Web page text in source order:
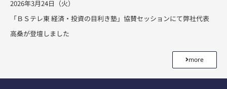
2026年3月24日（火）
「ＢＳテレ東 経済・投資の目利き塾」協賛セッションにて弊社代表
高桑が登壇しました
more